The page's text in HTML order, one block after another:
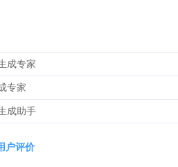
成专家
专家
成助手
户评价